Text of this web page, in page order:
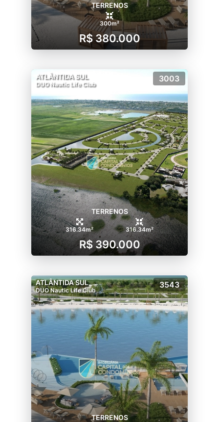
TERRENOS
300m²
R$ 380.000
ATLÂNTIDA SUL
DUO Nautic Life Club
3003
TERRENOS
316.34m² 316.34m²
R$ 390.000
ATLÂNTIDA SUL
DUO Nautic Life Club
3543
TERRENOS